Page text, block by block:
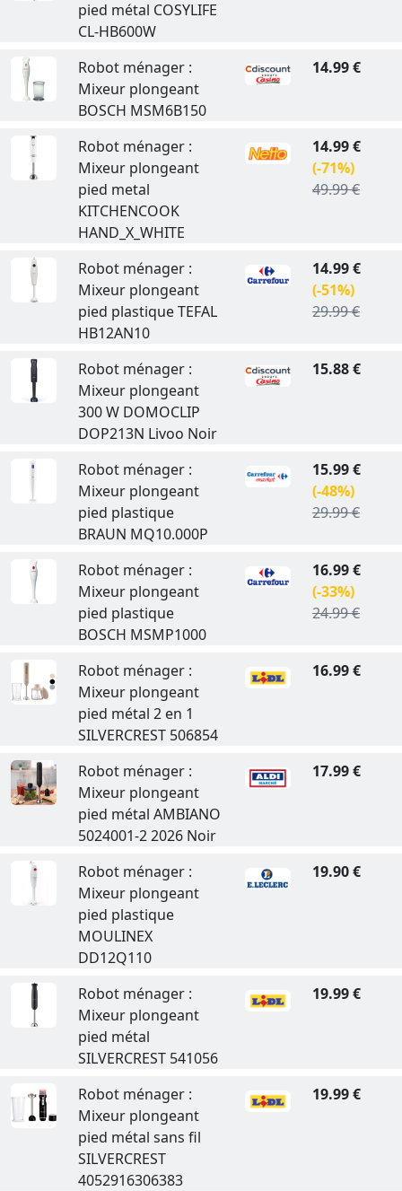
pied métal COSYLIFE
CL-HB600W
Robot ménager :
Mixeur plongeant
BOSCH MSM6B150
14.99 €
Robot ménager :
Mixeur plongeant
pied metal
KITCHENCOOK
HAND_X_WHITE
14.99 €
(-71%)
49.99 €
Robot ménager :
Mixeur plongeant
pied plastique TEFAL
HB12AN10
14.99 €
(-51%)
29.99 €
Robot ménager :
Mixeur plongeant
300 W DOMOCLIP
DOP213N Livoo Noir
15.88 €
Robot ménager :
Mixeur plongeant
pied plastique
BRAUN MQ10.000P
15.99 €
(-48%)
29.99 €
Robot ménager :
Mixeur plongeant
pied plastique
BOSCH MSMP1000
16.99 €
(-33%)
24.99 €
Robot ménager :
Mixeur plongeant
pied métal 2 en 1
SILVERCREST 506854
16.99 €
Robot ménager :
Mixeur plongeant
pied métal AMBIANO
5024001-2 2026 Noir
17.99 €
Robot ménager :
Mixeur plongeant
pied plastique
MOULINEX
DD12Q110
19.90 €
Robot ménager :
Mixeur plongeant
pied métal
SILVERCREST 541056
19.99 €
Robot ménager :
Mixeur plongeant
pied métal sans fil
SILVERCREST
4052916306383
19.99 €